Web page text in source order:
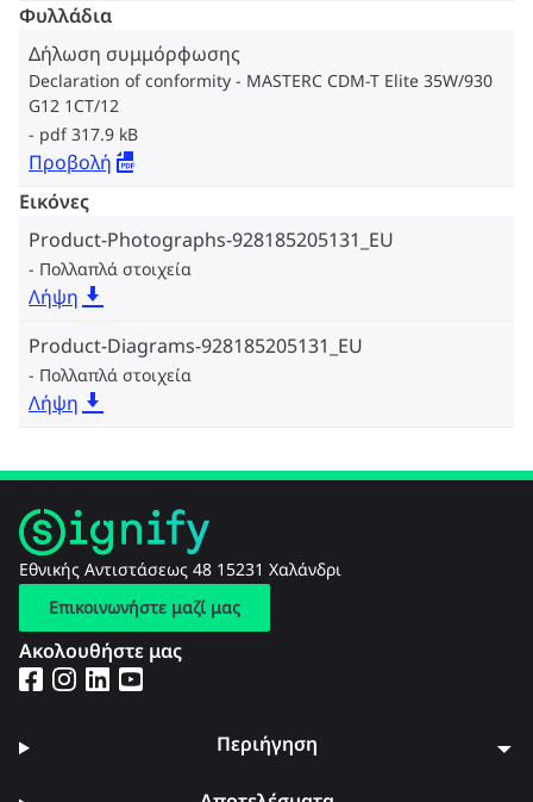
Φυλλάδια
Δήλωση συμμόρφωσης
Declaration of conformity - MASTERC CDM-T Elite 35W/930
G12 1CT/12
pdf 317.9 kB
Προβολή
Εικόνες
Product-Photographs-928185205131_EU
Πολλαπλά στοιχεία
Λήψη
Product-Diagrams-928185205131_EU
Πολλαπλά στοιχεία
Λήψη
Εθνικής Αντιστάσεως 48 15231 Χαλάνδρι
Επικοινωνήστε μαζί μας
Ακολουθήστε μας
Περιήγηση